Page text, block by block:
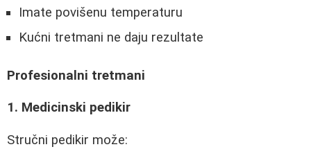
Imate povišenu temperaturu
Kućni tretmani ne daju rezultate
Profesionalni tretmani
1. Medicinski pedikir
Stručni pedikir može: